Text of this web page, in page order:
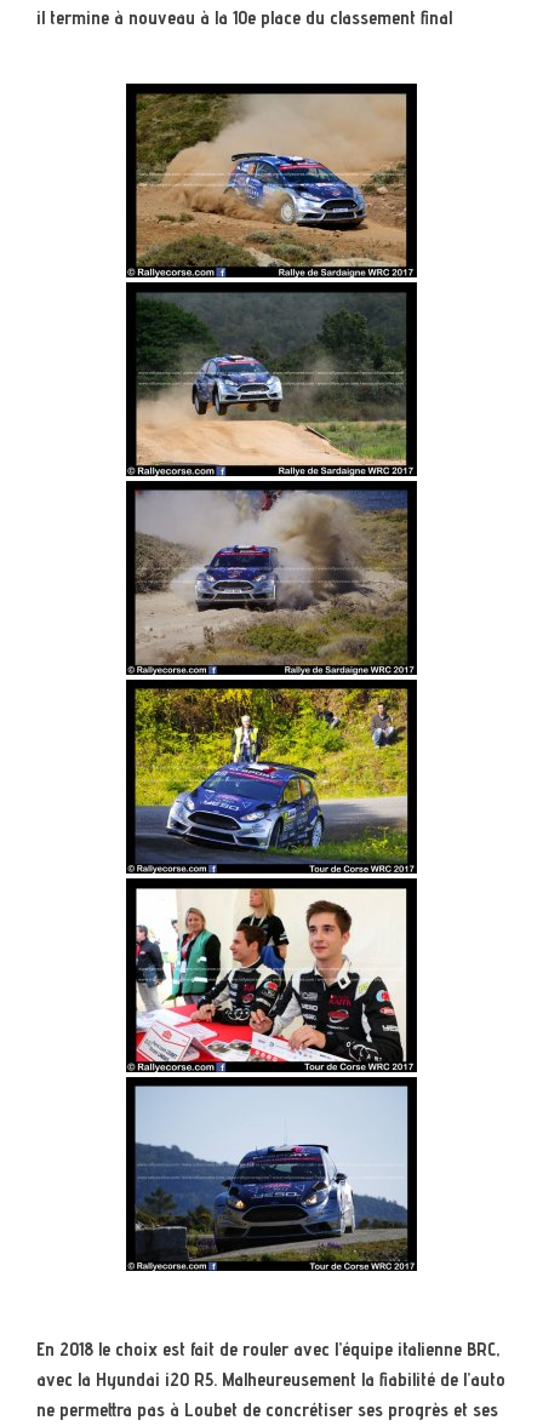
il termine à nouveau à la 10e place du classement final
En 2018 le choix est fait de rouler avec l’équipe italienne BRC,
avec la Hyundai i20 R5. Malheureusement la fiabilité de l’auto
ne permettra pas à Loubet de concrétiser ses progrès et ses